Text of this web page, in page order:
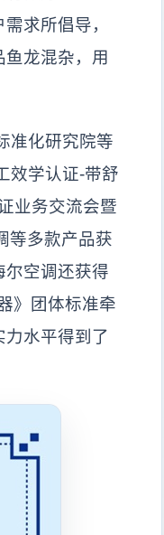
求所倡导，
龙混杂，用
准化研究院等
效学认证-带舒
业务交流会暨
等多款产品获
尔空调还获得
》团体标准牵
水平得到了